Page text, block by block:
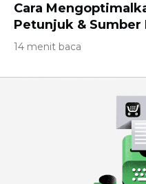
Cara
Petunjuk & Sumber
14 menit baca